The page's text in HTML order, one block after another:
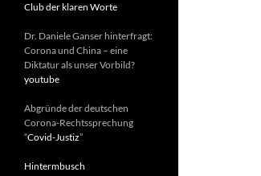
:Club der klaren Worte
Dr. Daniele Ganser hinterfragt:
Corona und China – eine
Diktatur als unser Vorbild?
youtube
Abgründe der deutschen
Corona-Rechtssprechung
“Covid-Justiz”
Hintermbusch